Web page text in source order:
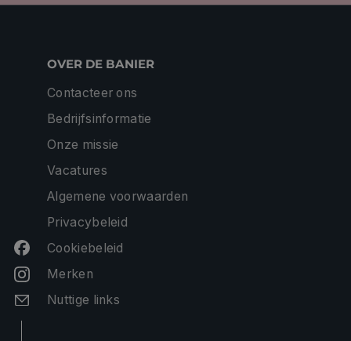
OVER DE BANIER
Contacteer ons
Bedrijfsinformatie
Onze missie
Vacatures
Algemene voorwaarden
Privacybeleid
Cookiebeleid
Merken
Nuttige links